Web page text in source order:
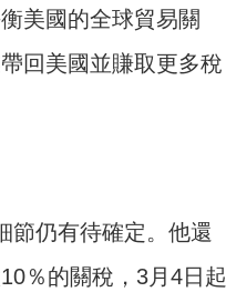
美國的全球貿易關
回美國並賺取更多稅
節仍有待確定。他還
％的關稅，3月4日起